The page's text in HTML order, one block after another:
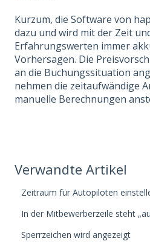
Kurzum, die Software von
dazu und wird mit der Zeit
Erfahrungswerten immer
Vorhersagen. Die
an die Buchungssituation
nehmen die zeitaufwändige
manuelle Berechnungen
Verwandte Artikel
Zeitraum für Autopiloten
In der Mitbewerberzeile steht
Sperrzeichen wird angezeigt